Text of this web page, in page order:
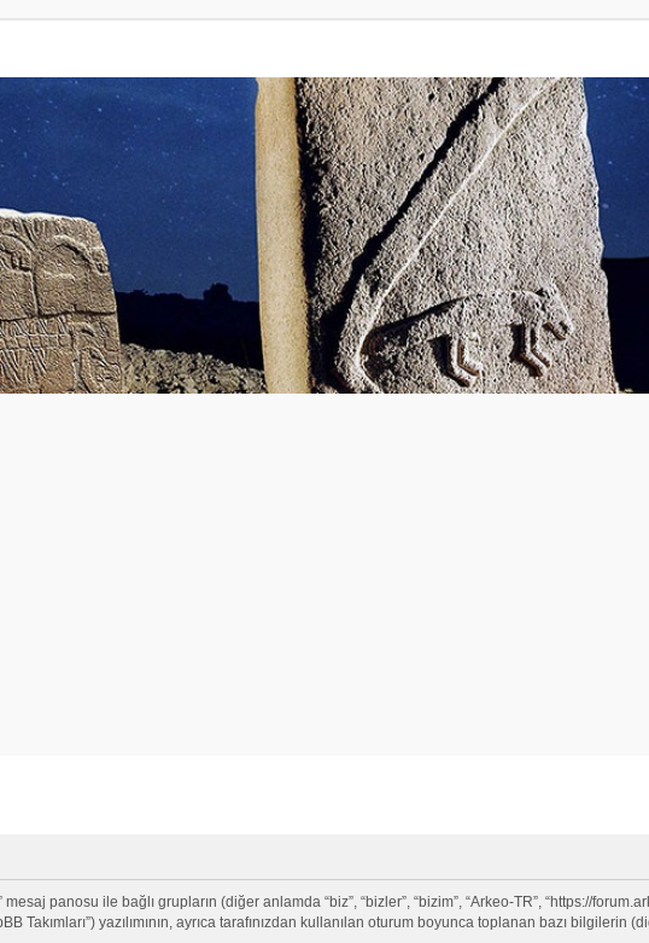
panosu ile bağlı grupların (diğer anlamda “biz”, “bizler”, “bizim”, “Arkeo-TR”, “https://
Takımları”) yazılımının, ayrıca tarafınızdan kullanılan oturum boyunca toplanan bazı bilgilerin